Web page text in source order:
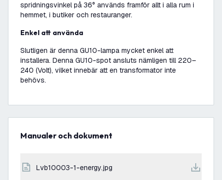
spridningsvinkel på 36° används framför allt i alla rum i
hemmet, i butiker och restauranger.
Enkel att använda
Slutligen är denna GU10-lampa mycket enkel att
installera. Denna GU10-spot ansluts nämligen till 220–
240 (Volt), vilket innebär att en transformator inte
behövs.
Manualer och dokument
lvb10003-1-energy.jpg